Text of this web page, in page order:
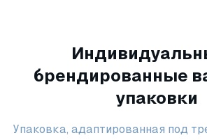
брендированные
упаковки
Упаковка, адаптированная под